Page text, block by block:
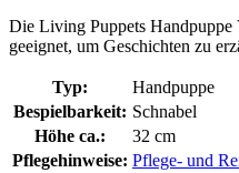
Die Living Puppets Handpuppe
geeignet, um Geschichten zu
Typ:
Handpuppe
Bespielbarkeit: Schnabel
Höhe ca.:
32 cm
Pflegehinweise: Pflege- und